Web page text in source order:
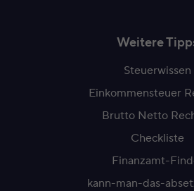
Weitere
Steuerwissen
Einkommensteuer
Brutto Netto
Checkliste
Finanzamt-
kann-man-das-